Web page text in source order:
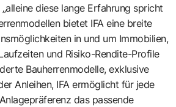
„alleine diese lange Erfahrung spricht
bietet IFA eine breite
in und um Immobilien,
und Risiko-Rendite-Profile
Bauherrenmodelle, exklusive
Anleihen, IFA ermöglicht für jede
das passende